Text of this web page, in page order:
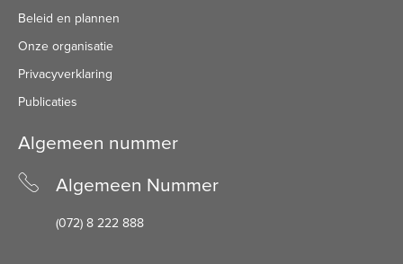
Beleid en plannen
Onze organisatie
Privacyverklaring
Publicaties
Algemeen nummer
Algemeen Nummer
(072) 8 222 888